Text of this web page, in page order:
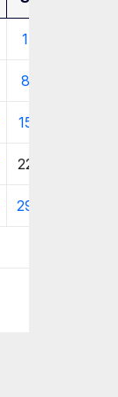
1
8
15
22
29